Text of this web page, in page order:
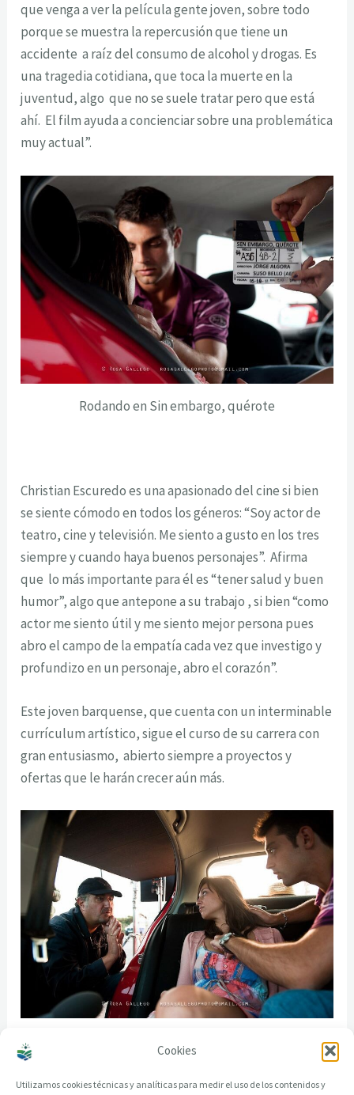
Cookies
Utilizamos cookies técnicas y analíticas para medir el uso de los contenidos y
que venga a ver la película gente joven, sobre todo
porque se muestra la repercusión que tiene un
accidente a raíz del consumo de alcohol y drogas. Es
una tragedia cotidiana, que toca la muerte en la
juventud, algo que no se suele tratar pero que está
ahí. El film ayuda a concienciar sobre una problemática
muy actual”.
Rodando en Sin embargo, quérote
Christian Escuredo es una apasionado del cine si bien
se siente cómodo en todos los géneros: “Soy actor de
teatro, cine y televisión. Me siento a gusto en los tres
siempre y cuando haya buenos personajes”. Afirma
que lo más importante para él es “tener salud y buen
humor”, algo que antepone a su trabajo , si bien “como
actor me siento útil y me siento mejor persona pues
abro el campo de la empatía cada vez que investigo y
profundizo en un personaje, abro el corazón”.
Este joven barquense, que cuenta con un interminable
currículum artístico, sigue el curso de su carrera con
gran entusiasmo, abierto siempre a proyectos y
ofertas que le harán crecer aún más.